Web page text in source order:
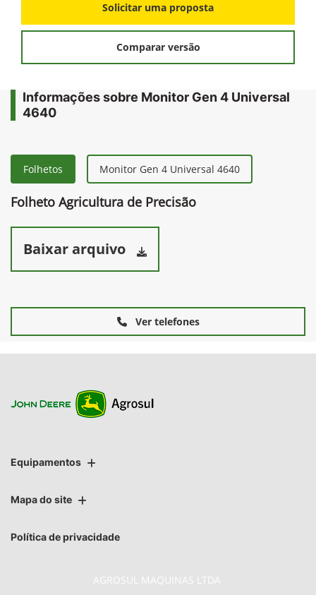
Solicitar uma proposta
Comparar versão
Informações sobre Monitor Gen 4 Universal
4640
Folhetos Monitor Gen 4 Universal 4640
Folheto Agricultura de Precisão
Baixar arquivo
Ver telefones
Equipamentos
Mapa do site
Política de privacidade
AGROSUL MAQUINAS LTDA